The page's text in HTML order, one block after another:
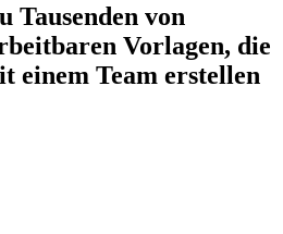
Tausenden von
Vorlagen, die
einem Team erstellen